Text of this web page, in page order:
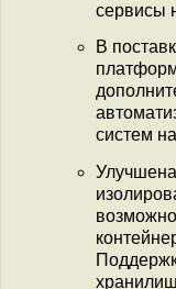
сервисы
В
систем